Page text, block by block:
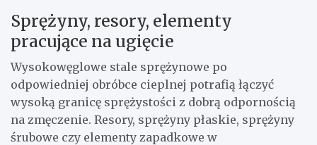
Sprężyny, resory, elementy
pracujące na ugięcie
Wysokowęglowe stale sprężynowe po
odpowiedniej obróbce cieplnej potrafią łączyć
wysoką granicę sprężystości z dobrą odpornością
na zmęczenie. Resory, sprężyny płaskie, sprężyny
śrubowe czy elementy zapadkowe w